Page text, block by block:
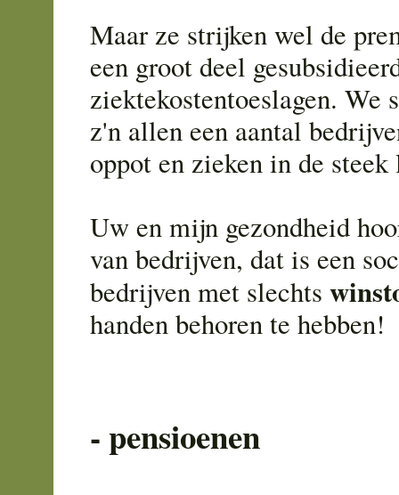
Maar ze strijken wel de
een groot deel
ziektekostentoeslagen. We
z'n allen een aantal
oppot en zieken in de steek
Uw en mijn gezondheid
van bedrijven, dat is een
bedrijven met slechts
handen behoren te hebben!
- pensioenen